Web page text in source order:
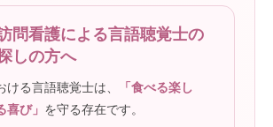
問看護による言語聴覚士の
しの方へ
ける言語聴覚士は、
「食べる楽し
喜び」 を守る存在です。